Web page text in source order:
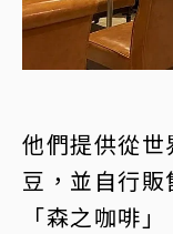
他們提供從
豆，並自行
「森之咖啡